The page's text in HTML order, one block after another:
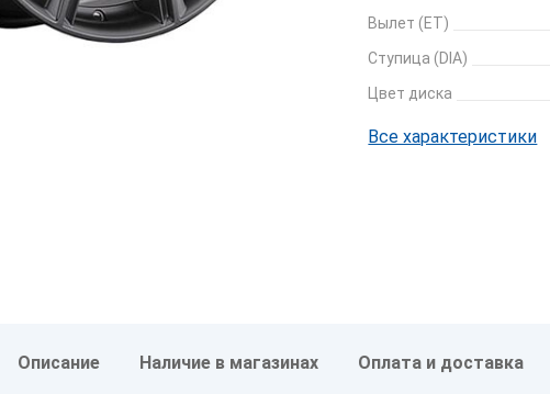
Вылет (ET)
Ступица (DIA)
Цвет диска
Все характеристики
Описание Наличие в магазинах Оплата и доставка